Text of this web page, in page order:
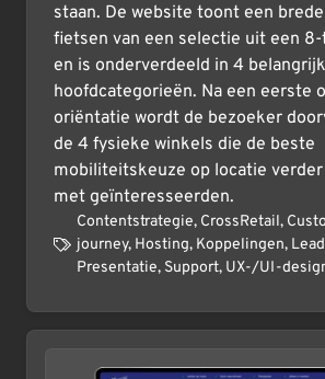
staan. De website toont een
fietsen van een selectie uit een
en is onderverdeeld in 4 belangrijk
hoofdcategorieën. Na een eerste
oriëntatie wordt de bezoeker
de 4 fysieke winkels die de beste
mobiliteitskeuze op locatie
met geïnteresseerden.
Contentstrategie, CrossRetail,
journey, Hosting, Koppelingen,
Presentatie, Support, UX-/UI-